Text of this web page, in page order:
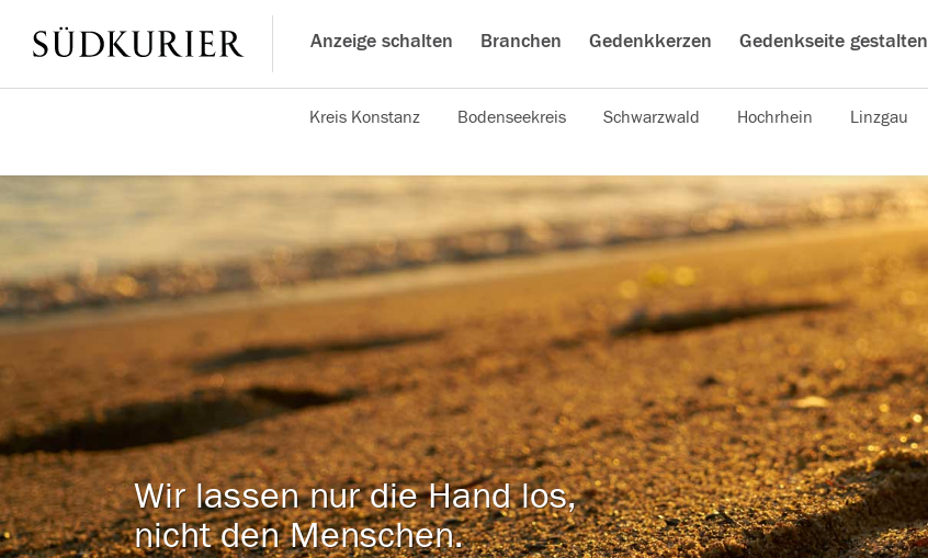
Anzeige schalten Branchen Gedenkkerzen Gedenkseite gestalten
Kreis Konstanz Bodenseekreis Schwarzwald Hochrhein Linzgau
Wir lassen nur die Hand los,
nicht den Menschen.